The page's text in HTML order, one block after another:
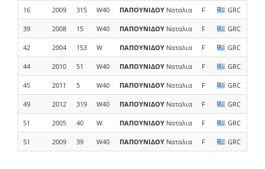
16 2009 315 W40 ΠΑΠΟΥΝΙΔΟΥ Ναταλια F GRC
39 2008 15 W40 ΠΑΠΟΥΝΙΔΟΥ Ναταλια F GRC
42 2004 153 W ΠΑΠΟΥΝΙΔΟΥ Ναταλια F GRC
44 2010 51 W40 ΠΑΠΟΥΝΙΔΟΥ Ναταλια F GRC
45 2011 5 W40 ΠΑΠΟΥΝΙΔΟΥ Ναταλια F GRC
49 2012 319 W40 ΠΑΠΟΥΝΙΔΟΥ Ναταλια F GRC
51 2005 40 W ΠΑΠΟΥΝΙΔΟΥ Ναταλια F GRC
51 2009 39 W40 ΠΑΠΟΥΝΙΔΟΥ Ναταλια F GRC